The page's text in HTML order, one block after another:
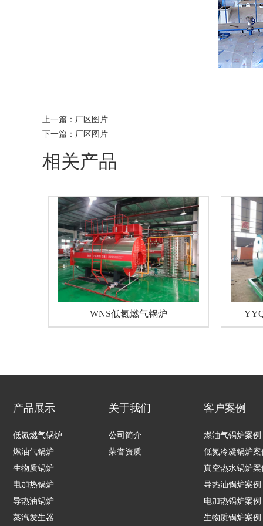
上一篇： 厂区图片
下一篇： 厂区图片
相关产品
WNS低氮燃气锅炉
产品展示
低氮燃气锅炉
燃油气锅炉
生物质锅炉
电加热锅炉
导热油锅炉
蒸汽发生器
关于我们
公司简介
荣誉资质
客户案例
燃油气锅炉案例
低氮冷凝锅炉案
真空热水锅炉案
导热油锅炉案例
电加热锅炉案例
生物质锅炉案例